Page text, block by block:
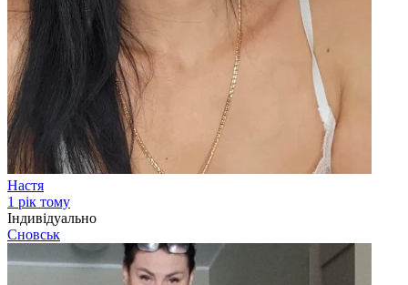
Настя
1 рік тому
Індивідуально
Сновськ